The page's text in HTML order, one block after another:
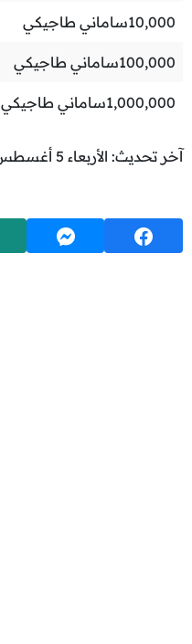
10,000ساماني طاجيكي
100,000ساماني طاجيكي
1,000,000ساماني طاجيكي
آخر تحديث: الأربعاء 5 أغسطس 2026